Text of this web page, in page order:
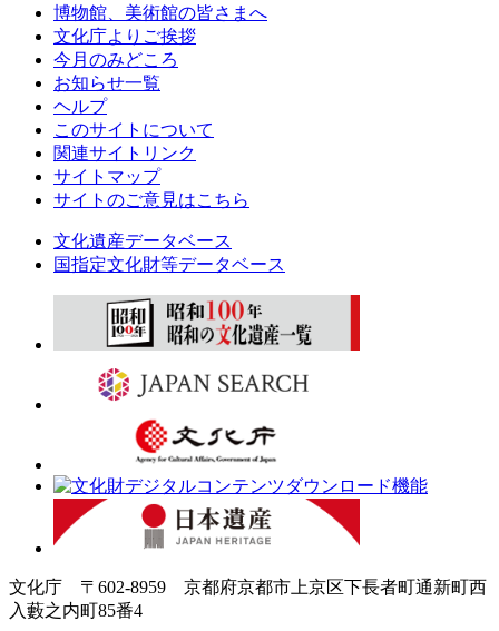
博物館、美術館の皆さまへ
文化庁よりご挨拶
今月のみどころ
お知らせ一覧
ヘルプ
このサイトについて
関連サイトリンク
サイトマップ
サイトのご意見はこちら
文化遺産データベース
国指定文化財等データベース
文化庁 〒602-8959 京都府京都市上京区下長者町通新町西
入藪之内町85番4